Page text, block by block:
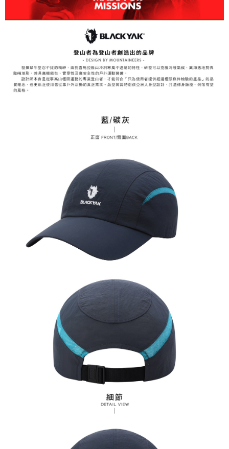
１．透過由恩沛科技股份有限公司提供之「AFTEE先享後付」服務完成之交
易，需依本服務之必要範圍內提供個人資料，並將交易相關給付款項請求債
權轉讓予恩沛科技股份有限公司。
２．關於個人資料處理事宜，請瀏覽以下網址：
https://aftee.tw/terms/#terms3
３．未成年的使用者請事先徵得法定代理人或監護人之同意方可使用
「AFTEE先享後付」，若未經同意申辦者引起之損失，本公司不負相關責
任。
４．使用「AFTEE先享後付」時，將依據個別帳號之用戶狀況，依本公司即
５．嚴禁一人註冊多個帳號或使用他人資訊註冊。若發現惡意使用之情形，
恩沛科技股份有限公司將有權停止該用戶之使用額度並採取法律行動。
7-11取貨付款
每筆NT$60，滿NT$799(含以上)免運費
每筆NT$60，滿NT$799(含以上)免運費
宅配
每筆NT$70，滿NT$799(含以上)免運費